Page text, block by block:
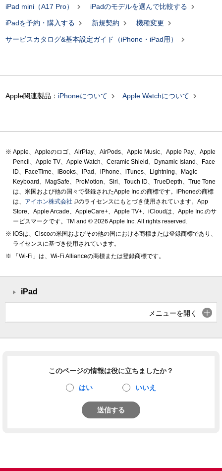
iPad mini（A17 Pro）  iPadのモデルを選んで比較する 
iPadを予約・購入する  新規契約  機種変更 
サービスカタログ&基本設定ガイド（iPhone・iPad用） 
Apple関連製品： iPhoneについて  Apple Watchについて 
Apple、Appleのロゴ、AirPlay、AirPods、Apple Music、Apple Pay、Apple
Pencil、Apple TV、Apple Watch、Ceramic Shield、Dynamic Island、Face
ID、FaceTime、iBooks、iPad、iPhone、iTunes、Lightning、Magic
Keyboard、MagSafe、ProMotion、Siri、Touch ID、TrueDepth、True Tone
は、米国および他の国々で登録されたApple Inc.の商標です。iPhoneの商標
は、 アイホン株式会社
のライセンスにもとづき使用されています。App
Store、Apple Arcade、AppleCare+、Apple TV+、iCloudは、Apple Inc.のサ
ービスマークです。TM and © 2026 Apple Inc. All rights reserved.
IOSは、Ciscoの米国およびその他の国における商標または登録商標であり、
ライセンスに基づき使用されています。
「Wi-Fi」は、Wi-Fi Allianceの商標または登録商標です。
iPad
メニューを開く
このページの情報は役に立ちましたか？
はい いいえ
送信する